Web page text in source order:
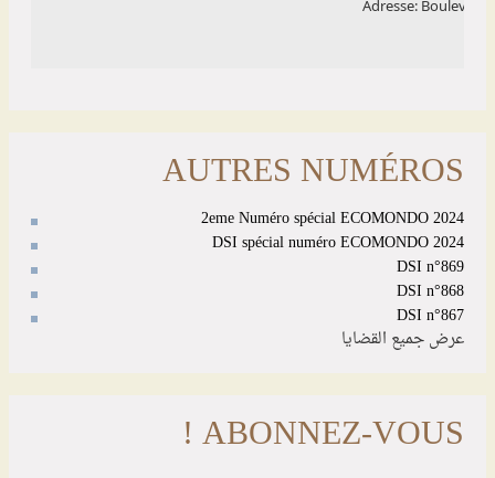
AUTRES NUMÉROS
2eme Numéro spécial ECOMONDO 2024
DSI spécial numéro ECOMONDO 2024
DSI n°869
DSI n°868
DSI n°867
عرض جميع القضايا
ABONNEZ-VOUS !